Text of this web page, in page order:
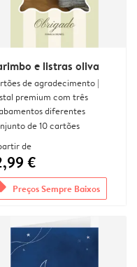
e listras oliva
de agradecimento |
premium com três
diferentes
de 10 cartões
de
€
Preços Sempre Baixos